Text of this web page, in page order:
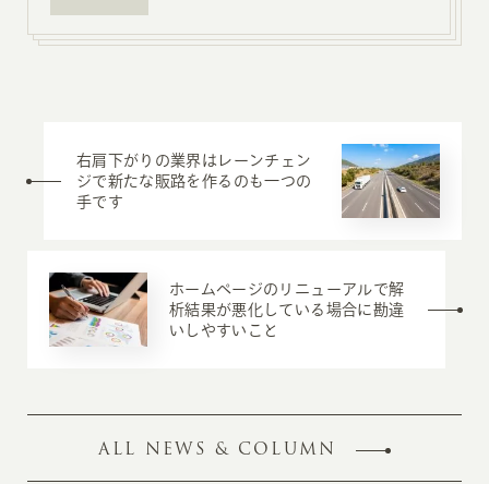
右肩下がりの業界はレーンチェン
ジで新たな販路を作るのも一つの
手です
ホームページのリニューアルで解
析結果が悪化している場合に勘違
いしやすいこと
ALL NEWS & COLUMN